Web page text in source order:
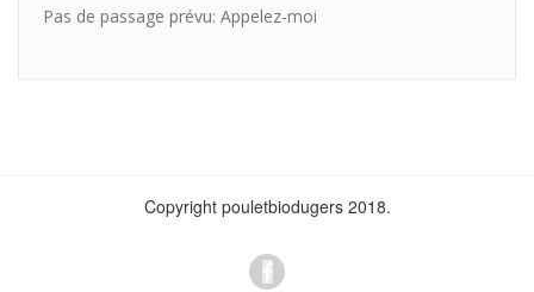
Pas de passage prévu: Appelez-moi
Copyright pouletbiodugers 2018.